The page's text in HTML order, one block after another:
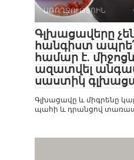
ԱՌՈՂՋՈՒԹՅՈԻՆ
Գլխացավերը
հանգիստ
համար է.
ազատվել
սաստիկ
Գլխացավը և միգրենը
պահի և դրանցով